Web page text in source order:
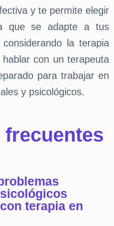
y te permite elegir
que se adapte a tus
la terapia
con un terapeuta
para trabajar en
y psicológicos.
terapia en